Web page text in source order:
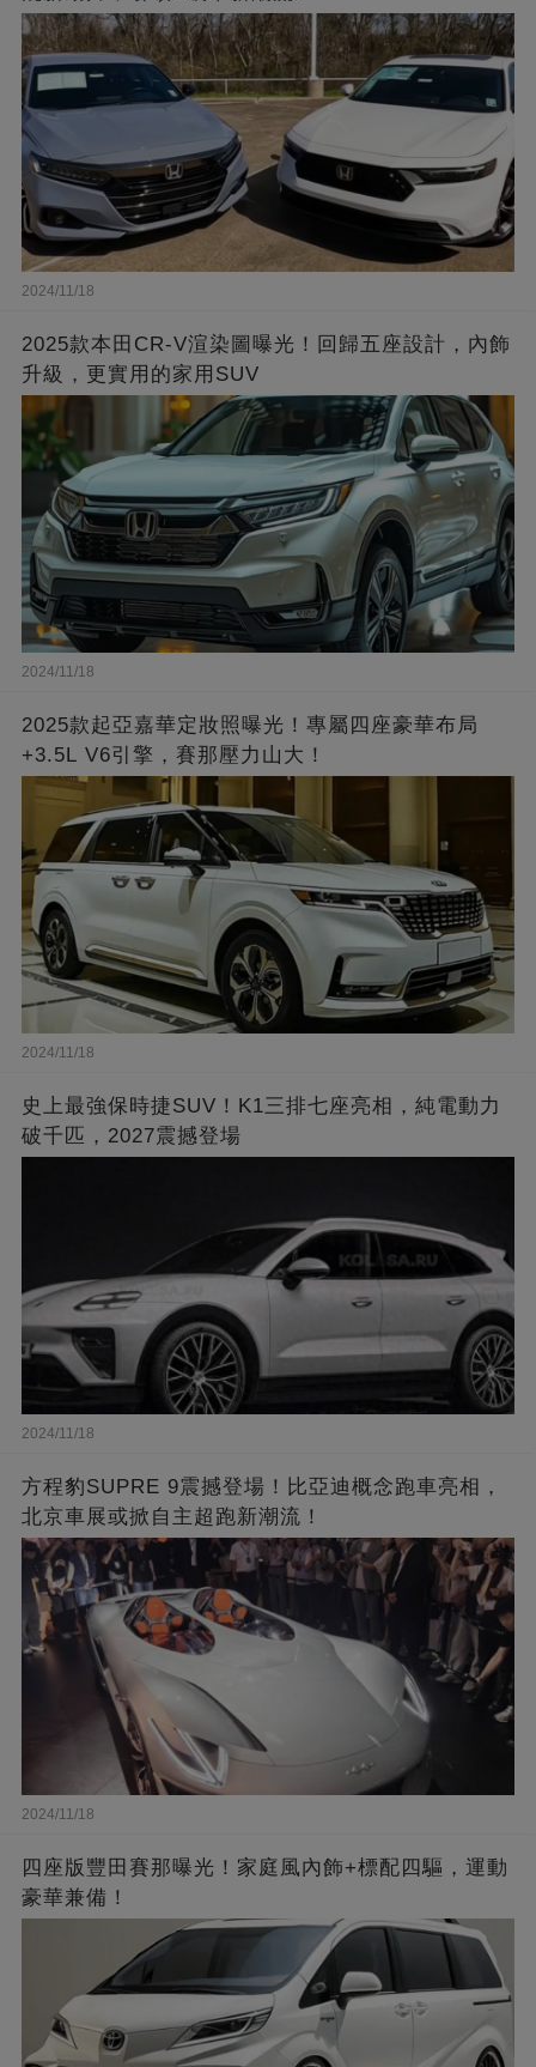
2024/11/18
2025款本田CR-V渲染圖曝光！回歸五座設計，內飾
升級，更實用的家用SUV
2024/11/18
2025款起亞嘉華定妝照曝光！專屬四座豪華布局
+3.5L V6引擎，賽那壓力山大！
2024/11/18
史上最強保時捷SUV！K1三排七座亮相，純電動力
破千匹，2027震撼登場
2024/11/18
方程豹SUPRE 9震撼登場！比亞迪概念跑車亮相，
北京車展或掀自主超跑新潮流！
2024/11/18
四座版豐田賽那曝光！家庭風內飾+標配四驅，運動
豪華兼備！